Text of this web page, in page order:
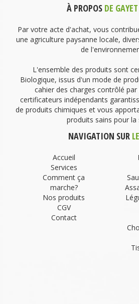
À PROPOS DE
Par votre acte d'achat, vous
une agriculture paysanne locale,
de
L'ensemble des produits sont
Biologique, issus d'un mode de
cahier des charges contrôlé
certificateurs indépendants
de produits chimiques et vous
produits sains pour la
NAVIGATION SUR
Accueil
Services
Comment ça
marche?
Nos produits
CGV
Contact